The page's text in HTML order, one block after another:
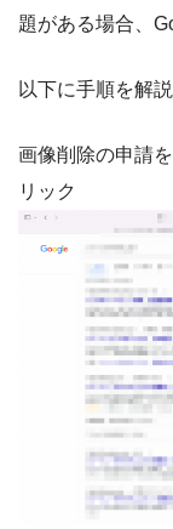
題がある場合、
以下に手順を解説
画像削除の申請
リック